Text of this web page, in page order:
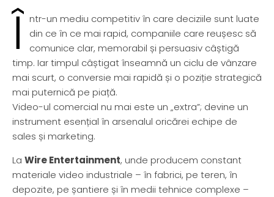
Î ntr-un mediu competitiv în care deciziile sunt luate
din ce în ce mai rapid, companiile care reușesc să
comunice clar, memorabil și persuasiv câștigă
timp. Iar timpul câștigat înseamnă un ciclu de vânzare
mai scurt, o conversie mai rapidă și o poziție strategică
mai puternică pe piață.
Video-ul comercial nu mai este un „extra”; devine un
instrument esențial în arsenalul oricărei echipe de
sales și marketing.
La Wire Entertainment, unde producem constant
materiale video industriale – în fabrici, pe teren, în
depozite, pe șantiere și în medii tehnice complexe –